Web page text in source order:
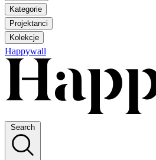
Kategorie
Projektanci
Kolekcje
Happywall
Search